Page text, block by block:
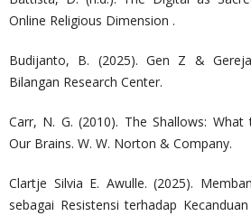
Online Religious Dimension .
Budijanto, B. (2025). Gen Z &
Bilangan Research Center.
Carr, N. G. (2010). The Shallows:
Our Brains. W. W. Norton & Company.
Clartje Silvia E. Awulle. (2025).
sebagai Resistensi terhadap